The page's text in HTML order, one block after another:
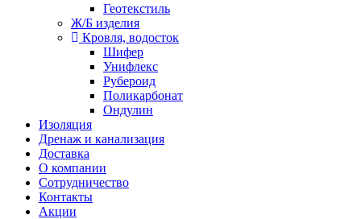
Геотекстиль
Ж/Б изделия
Кровля, водосток
Шифер
Унифлекс
Рубероид
Поликарбонат
Ондулин
Изоляция
Дренаж и канализация
Доставка
О компании
Cотрудничество
Контакты
Акции